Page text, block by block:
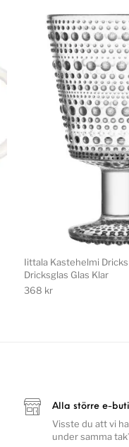
Iittala Kastehelmi
Dricksglas Glas Klar
368 kr
Alla större e-
Visste du att vi
under samma